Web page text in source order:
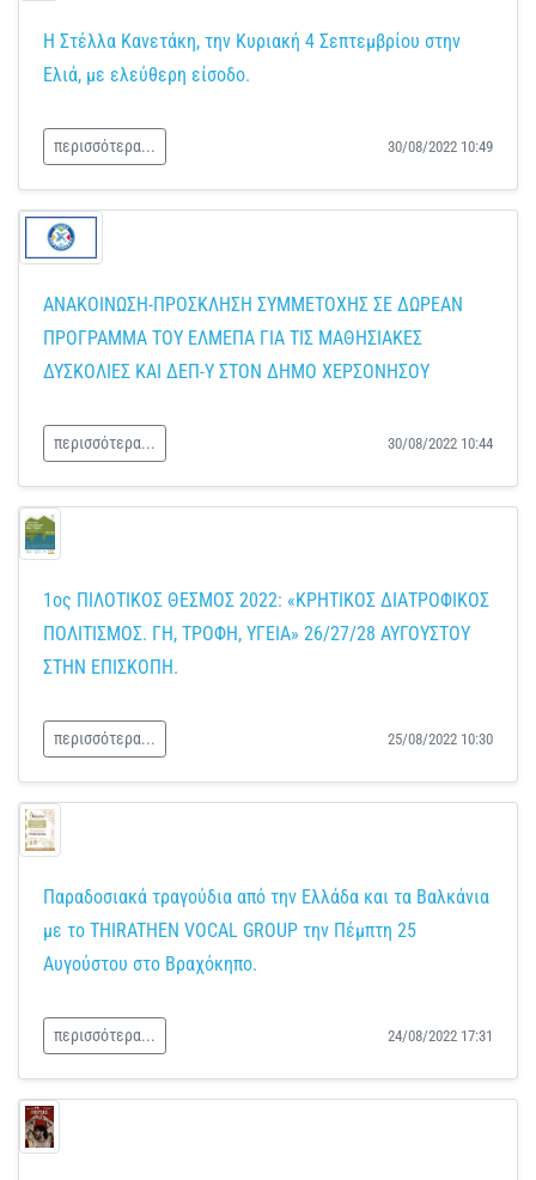
Η Στέλλα Κανετάκη, την Κυριακή 4 Σεπτεμβρίου στην
Ελιά, με ελεύθερη είσοδο.
περισσότερα... 30/08/2022 10:49
ΑΝΑΚΟΙΝΩΣΗ-ΠΡΟΣΚΛΗΣΗ ΣΥΜΜΕΤΟΧΗΣ ΣΕ ΔΩΡΕΑΝ
ΠΡΟΓΡΑΜΜΑ ΤΟΥ ΕΛΜΕΠΑ ΓΙΑ ΤΙΣ ΜΑΘΗΣΙΑΚΕΣ
ΔΥΣΚΟΛΙΕΣ ΚΑΙ ΔΕΠ-Υ ΣΤΟΝ ΔΗΜΟ ΧΕΡΣΟΝΗΣΟΥ
περισσότερα... 30/08/2022 10:44
1ος ΠΙΛΟΤΙΚΟΣ ΘΕΣΜΟΣ 2022: «ΚΡΗΤΙΚΟΣ ΔΙΑΤΡΟΦΙΚΟΣ
ΠΟΛΙΤΙΣΜΟΣ. ΓΗ, ΤΡΟΦΗ, ΥΓΕΙΑ» 26/27/28 ΑΥΓΟΥΣΤΟΥ
ΣΤΗΝ ΕΠΙΣΚΟΠΗ.
περισσότερα... 25/08/2022 10:30
Παραδοσιακά τραγούδια από την Ελλάδα και τα Βαλκάνια
με το THIRATHEN VOCAL GROUP την Πέμπτη 25
Αυγούστου στο Βραχόκηπο.
περισσότερα... 24/08/2022 17:31